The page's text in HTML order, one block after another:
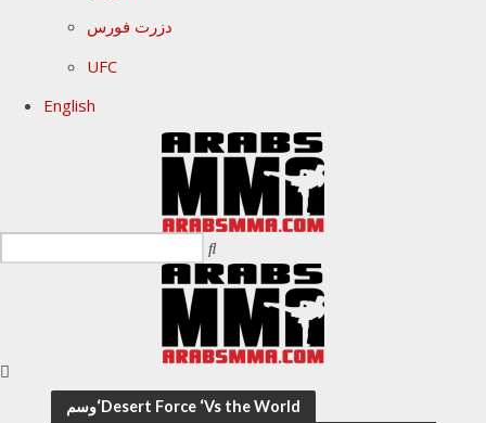
دزرت فورس
UFC
English
وسم‘Desert Force ‘Vs the World